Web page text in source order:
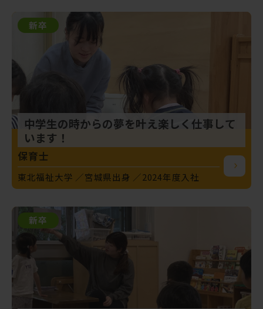
新卒
中学生の時からの夢を叶え楽しく仕事して
います！
保育士
東北福祉大学 宮城県出身 2024年度入社
新卒